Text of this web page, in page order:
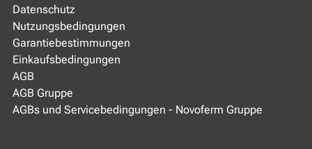
Datenschutz
Nutzungsbedingungen
Garantiebestimmungen
Einkaufsbedingungen
AGB
AGB Gruppe
AGBs und Servicebedingungen - Novoferm Gruppe